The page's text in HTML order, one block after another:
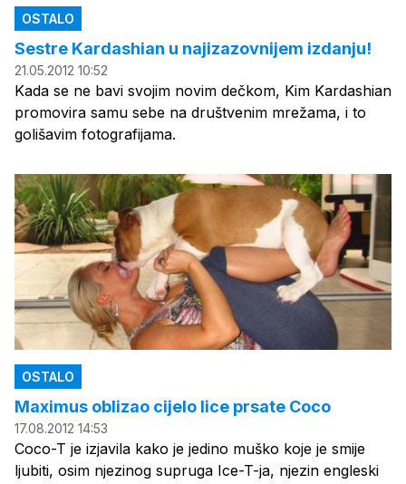
OSTALO
Sestre Kardashian u najizazovnijem izdanju!
21.05.2012 10:52
Kada se ne bavi svojim novim dečkom, Kim Kardashian
promovira samu sebe na društvenim mrežama, i to
golišavim fotografijama.
OSTALO
Maximus oblizao cijelo lice prsate Coco
17.08.2012 14:53
Coco-T je izjavila kako je jedino muško koje je smije
ljubiti, osim njezinog supruga Ice-T-ja, njezin engleski